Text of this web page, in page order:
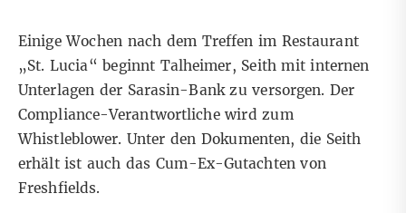
Einige Wochen nach dem Treffen im Restaurant
„St. Lucia“ beginnt Talheimer, Seith mit internen
Unterlagen der Sarasin-Bank zu versorgen. Der
Compliance-Verantwortliche wird zum
Whistleblower. Unter den Dokumenten, die Seith
erhält ist auch das Cum-Ex-Gutachten von
Freshfields.